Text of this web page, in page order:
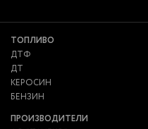
ТОПЛИВО
ДТФ
ДТ
КЕРОСИН
БЕНЗИН
ПРОИЗВОДИТЕЛИ